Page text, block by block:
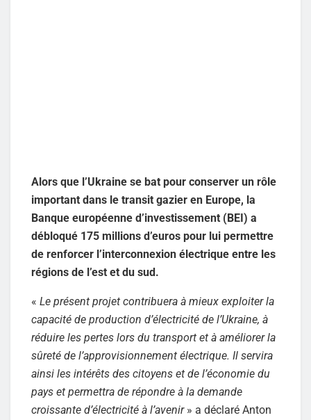
Alors que l’Ukraine se bat pour conserver un rôle
important dans le transit gazier en Europe, la
Banque européenne d’investissement (BEI) a
débloqué 175 millions d’euros pour lui permettre
de renforcer l’interconnexion électrique entre les
régions de l’est et du sud.
« Le présent projet contribuera à mieux exploiter la
capacité de production d’électricité de l’Ukraine, à
réduire les pertes lors du transport et à améliorer la
sûreté de l’approvisionnement électrique. Il servira
ainsi les intérêts des citoyens et de l’économie du
pays et permettra de répondre à la demande
croissante d’électricité à l’avenir » a déclaré Anton